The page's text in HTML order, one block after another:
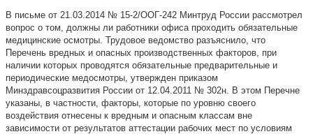
В письме от 21.03.2014 № 15-2/ООГ-242 Минтруд России рассмотрел
вопрос о том, должны ли работники офиса проходить обязательные
медицинские осмотры. Трудовое ведомство разъяснило, что
Перечень вредных и опасных производственных факторов, при
наличии которых проводятся обязательные предварительные и
периодические медосмотры, утвержден приказом
Минздравсоцразвития России от 12.04.2011 № 302н. В этом Перечне
указаны, в частности, факторы, которые по уровню своего
воздействия отнесены к вредным и опасным классам вне
зависимости от результатов аттестации рабочих мест по условиям